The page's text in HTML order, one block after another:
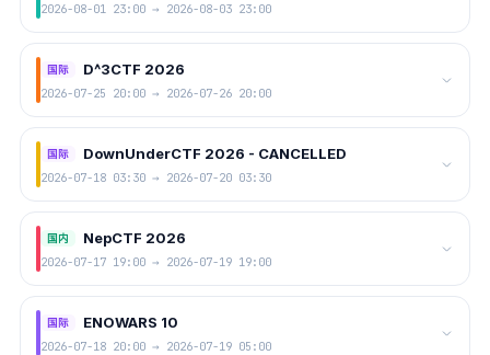
2026-08-01 23:00 → 2026-08-03 23:00
国际 D^3CTF 2026
2026-07-25 20:00 → 2026-07-26 20:00
国际 DownUnderCTF 2026 - CANCELLED
2026-07-18 03:30 → 2026-07-20 03:30
国内 NepCTF 2026
2026-07-17 19:00 → 2026-07-19 19:00
国际 ENOWARS 10
2026-07-18 20:00 → 2026-07-19 05:00